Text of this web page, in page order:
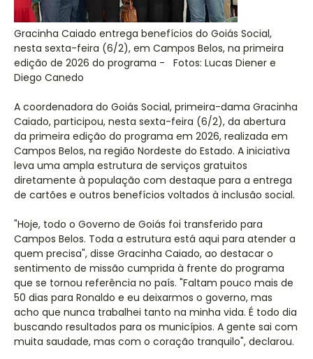
Gracinha Caiado entrega benefícios do Goiás Social,
nesta sexta-feira (6/2), em Campos Belos, na primeira
edição de 2026 do programa - Fotos: Lucas Diener e
Diego Canedo
A coordenadora do Goiás Social, primeira-dama Gracinha
Caiado, participou, nesta sexta-feira (6/2), da abertura
da primeira edição do programa em 2026, realizada em
Campos Belos, na região Nordeste do Estado. A iniciativa
leva uma ampla estrutura de serviços gratuitos
diretamente à população com destaque para a entrega
de cartões e outros benefícios voltados à inclusão social.
"Hoje, todo o Governo de Goiás foi transferido para
Campos Belos. Toda a estrutura está aqui para atender a
quem precisa", disse Gracinha Caiado, ao destacar o
sentimento de missão cumprida à frente do programa
que se tornou referência no país. "Faltam pouco mais de
50 dias para Ronaldo e eu deixarmos o governo, mas
acho que nunca trabalhei tanto na minha vida. É todo dia
buscando resultados para os municípios. A gente sai com
muita saudade, mas com o coração tranquilo", declarou.